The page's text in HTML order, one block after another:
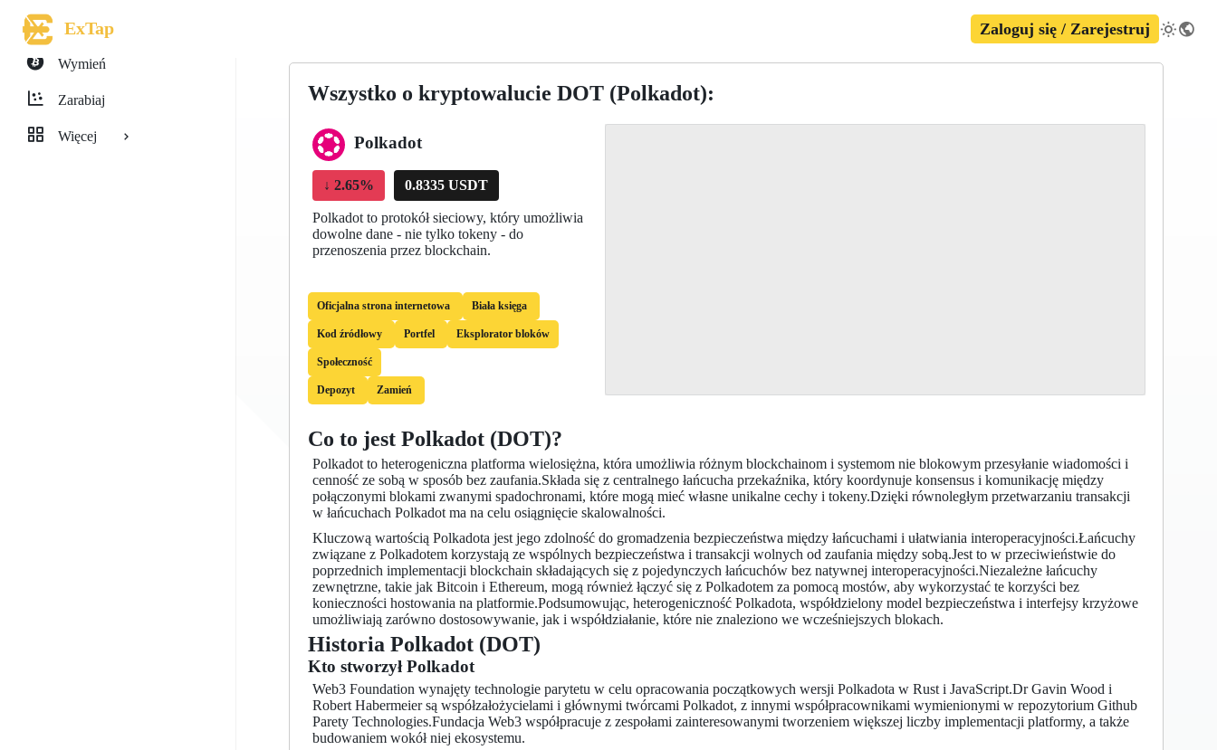
ExTap Zaloguj się / Zarejestruj
Wymień
Zarabiaj
Więcej
Wszystko o kryptowalucie DOT (Polkadot):
Polkadot
↓ 2.65% 0.8335 USDT
Polkadot to protokół sieciowy, który umożliwia
dowolne dane - nie tylko tokeny - do
przenoszenia przez blockchain.
Oficjalna strona internetowa Biała księga
Kod źródłowy Portfel Eksplorator bloków
Społeczność
Depozyt Zamień
Co to jest Polkadot (DOT)?
Polkadot to heterogeniczna platforma wielosiężna, która umożliwia różnym blockchainom i systemom nie blokowym przesyłanie wiadomości i
cenność ze sobą w sposób bez zaufania.Składa się z centralnego łańcucha przekaźnika, który koordynuje konsensus i komunikację między
połączonymi blokami zwanymi spadochronami, które mogą mieć własne unikalne cechy i tokeny.Dzięki równoległym przetwarzaniu transakcji
w łańcuchach Polkadot ma na celu osiągnięcie skalowalności.
Kluczową wartością Polkadota jest jego zdolność do gromadzenia bezpieczeństwa między łańcuchami i ułatwiania interoperacyjności.Łańcuchy
związane z Polkadotem korzystają ze wspólnych bezpieczeństwa i transakcji wolnych od zaufania między sobą.Jest to w przeciwieństwie do
poprzednich implementacji blockchain składających się z pojedynczych łańcuchów bez natywnej interoperacyjności.Niezależne łańcuchy
zewnętrzne, takie jak Bitcoin i Ethereum, mogą również łączyć się z Polkadotem za pomocą mostów, aby wykorzystać te korzyści bez
konieczności hostowania na platformie.Podsumowując, heterogeniczność Polkadota, współdzielony model bezpieczeństwa i interfejsy krzyżowe
umożliwiają zarówno dostosowywanie, jak i współdziałanie, które nie znaleziono we wcześniejszych blokach.
Historia Polkadot (DOT)
Kto stworzył Polkadot
Web3 Foundation wynajęty technologie parytetu w celu opracowania początkowych wersji Polkadota w Rust i JavaScript.Dr Gavin Wood i
Robert Habermeier są współzałożycielami i głównymi twórcami Polkadot, z innymi współpracownikami wymienionymi w repozytorium Github
Parety Technologies.Fundacja Web3 współpracuje z zespołami zainteresowanymi tworzeniem większej liczby implementacji platformy, a także
budowaniem wokół niej ekosystemu.